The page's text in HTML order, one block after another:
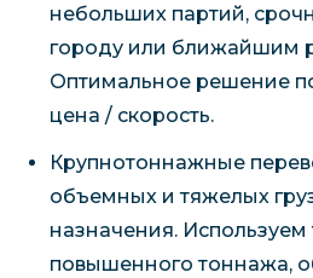
небольших партий,
городу или ближайшим
Оптимальное решение
цена / скорость.
Крупнотоннажные
объемных и тяжелых
назначения. Используем
повышенного тоннажа,